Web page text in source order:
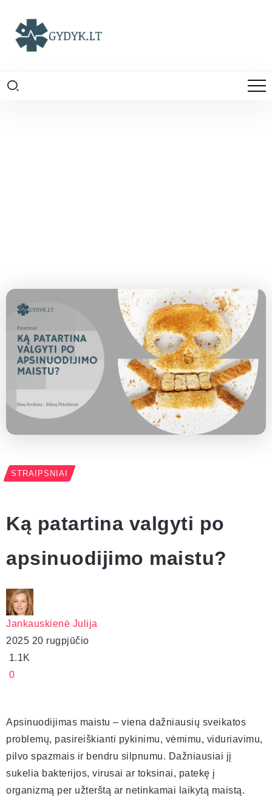
STRAIPSNIAI
Ką patartina valgyti po
apsinuodijimo maistu?
Jankauskienė Julija
2025 20 rugpjūčio
1.1K
0
Apsinuodijimas maistu – viena dažniausių sveikatos
problemų, pasireiškianti pykinimu, vėmimu, viduriavimu,
pilvo spazmais ir bendru silpnumu. Dažniausiai jį
sukelia bakterijos, virusai ar toksinai, patekę į
organizmą per užterštą ar netinkamai laikytą maistą.